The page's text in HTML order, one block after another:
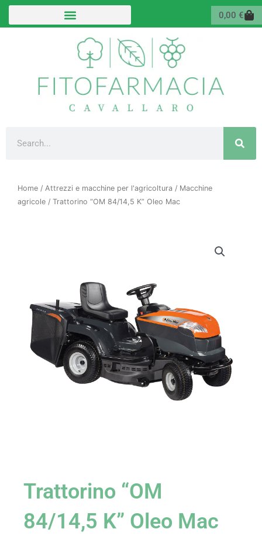
Vai
0,00 €
Home / Attrezzi e macchine per l'agricoltura / Macchine
agricole / Trattorino “OM 84/14,5 K” Oleo Mac
Trattorino “OM
84/14,5 K” Oleo Mac